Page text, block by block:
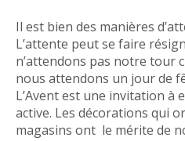
Il est bien des manières
L’attente peut se faire
n’attendons pas notre tour
nous attendons un jour de
L’Avent est une invitation à
active. Les décorations qui
magasins ont le mérite de